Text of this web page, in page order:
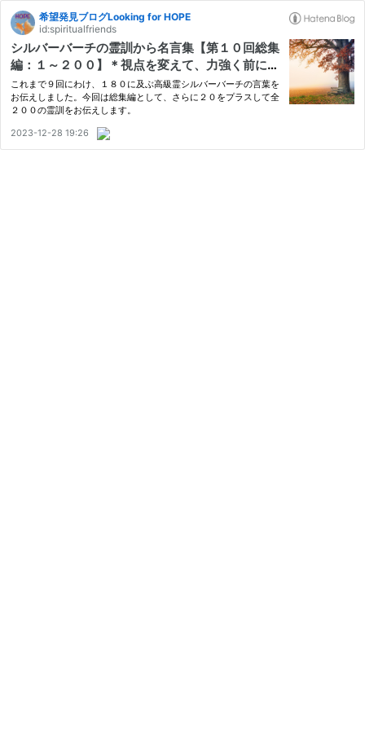
希望発見ブログLooking for HOPE
id:spiritualfriends
シルバーバーチの霊訓から名言集【第１０回総集
編：１～２００】＊視点を変えて、力強く前に進
もう
これまで９回にわけ、１８０に及ぶ高級霊シルバーバーチの言葉を
お伝えしました。今回は総集編として、さらに２０をプラスして全
２００の霊訓をお伝えします。
2023-12-28 19:26